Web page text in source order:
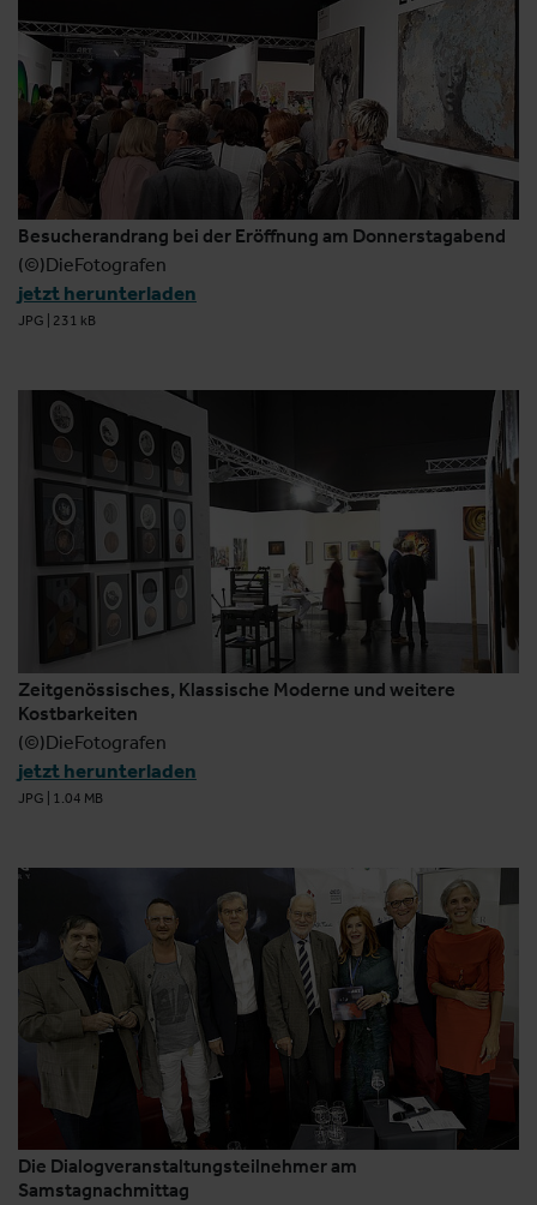
Besucherandrang bei der Eröffnung am Donnerstagabend
(©)DieFotografen
jetzt herunterladen
JPG 231 kB
Zeitgenössisches, Klassische Moderne und weitere
Kostbarkeiten
(©)DieFotografen
jetzt herunterladen
JPG 1.04 MB
Die Dialogveranstaltungsteilnehmer am
Samstagnachmittag